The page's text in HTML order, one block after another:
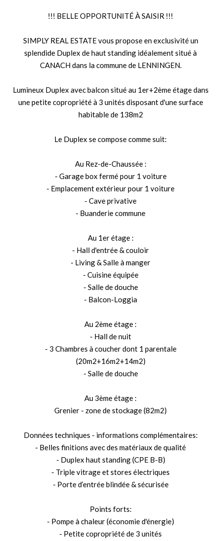
!!! BELLE OPPORTUNITÉ À SAISIR !!!
SIMPLY REAL ESTATE vous propose en exclusivité un
splendide Duplex de haut standing idéalement situé à
CANACH dans la commune de LENNINGEN.
Lumineux Duplex avec balcon situé au 1er+2ème étage dans
une petite copropriété à 3 unités disposant d'une surface
habitable de 138m2
Le Duplex se compose comme suit:
Au Rez-de-Chaussée :
- Garage box fermé pour 1 voiture
- Emplacement extérieur pour 1 voiture
- Cave privative
- Buanderie commune
Au 1er étage :
- Hall d'entrée & couloir
- Living & Salle à manger
- Cuisine équipée
- Salle de douche
- Balcon-Loggia
Au 2ème étage :
- Hall de nuit
- 3 Chambres à coucher dont 1 parentale
(20m2+16m2+14m2)
- Salle de douche
Au 3ème étage :
Grenier - zone de stockage (82m2)
Données techniques - informations complémentaires:
- Belles finitions avec des matériaux de qualité
- Duplex haut standing (CPE B-B)
- Triple vitrage et stores électriques
- Porte d’entrée blindée & sécurisée
Points forts:
- Pompe à chaleur (économie d'énergie)
- Petite copropriété de 3 unités